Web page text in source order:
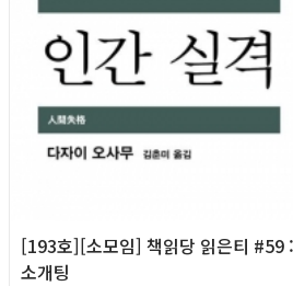
[193호][소모임] 책읽당 읽은티 #59
소개팅